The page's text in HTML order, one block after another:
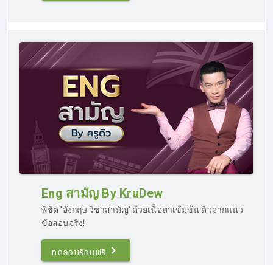
Eng สามัญ By KruDew
พิชิต 'อังกฤษ วิชาสามัญ' ด้วยเนื้อหาเข้มข้น ติวจากแนว
ข้อสอบจริง!
ทดลองเรียนฟรี